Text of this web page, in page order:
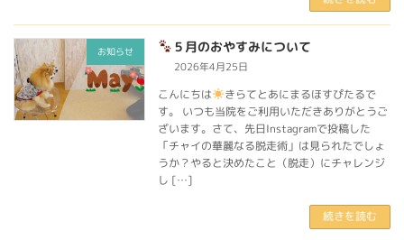
お知らせ ５月のおやすみについて
2026年4月25日
こんにちは
きらてとあにまるほすぴたるで
す。 いつも当院をご利用いただきありがとうご
ざいます。さて、先日Instagramで投稿した
「チャイの華麗なる脱走術」は見られたでしょ
うか？やると決めたこと（脱走）にチャレンジ
し […]
続きを読む